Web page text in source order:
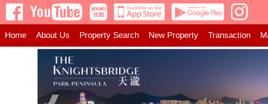
Home About Us Property Search New Property Transaction